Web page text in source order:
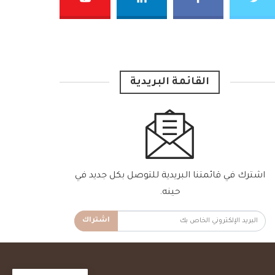
القائمة البريدية
اشترك في قائمتنا البريدية للتوصل بكل جديد في
حينه.
اشتراك